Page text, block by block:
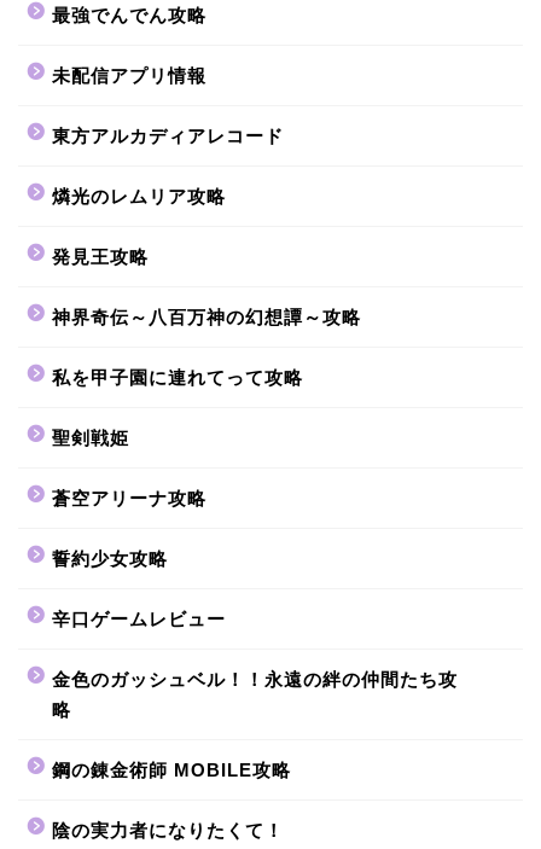
最強でんでん攻略
未配信アプリ情報
東方アルカディアレコード
燐光のレムリア攻略
発見王攻略
神界奇伝～八百万神の幻想譚～攻略
私を甲子園に連れてって攻略
聖剣戦姫
蒼空アリーナ攻略
誓約少女攻略
辛口ゲームレビュー
金色のガッシュベル！！永遠の絆の仲間たち攻
略
鋼の錬金術師 MOBILE攻略
陰の実力者になりたくて！